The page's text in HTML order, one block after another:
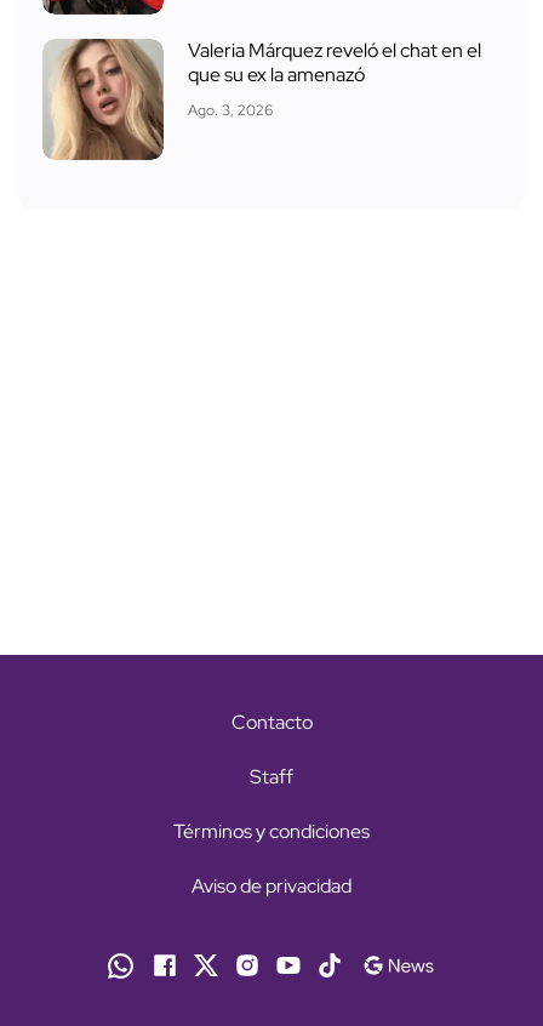
Valeria Márquez reveló el chat en el
que su ex la amenazó
Ago. 3, 2026
Contacto
Staff
Términos y condiciones
Aviso de privacidad